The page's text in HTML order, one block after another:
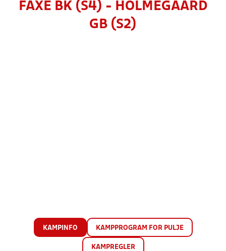
FAXE BK (S4) - HOLMEGAARD
GB (S2)
KAMPINFO KAMPPROGRAM FOR PULJE
KAMPREGLER